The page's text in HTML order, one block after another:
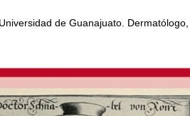
de Guanajuato.